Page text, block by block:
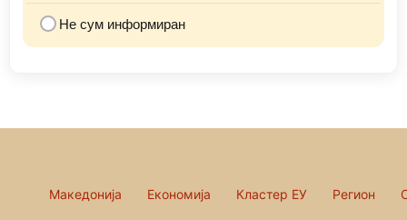
Не сум информиран
Македонија Економија Кластер ЕУ Регион